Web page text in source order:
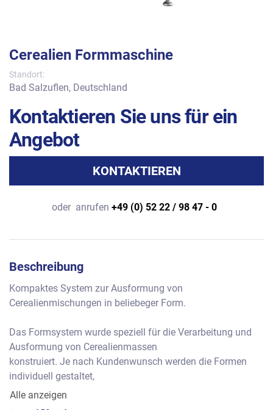
Cerealien Formmaschine
Standort:
Bad Salzuflen, Deutschland
Kontaktieren Sie uns für ein
Angebot
KONTAKTIEREN
oder anrufen +49 (0) 52 22 / 98 47 - 0
Beschreibung
Kompaktes System zur Ausformung von
Cerealienmischungen in beliebeger Form.
Das Formsystem wurde speziell für die Verarbeitung und
Ausformung von Cerealienmassen
konstruiert. Je nach Kundenwunsch werden die Formen
individuell gestaltet,
sodass nicht nur rechteckige Produkte geformt werden
Alle anzeigen